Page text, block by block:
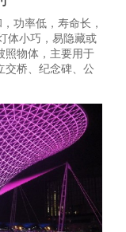
功率低，寿命长，
体小巧，易隐藏或
照物体，主要用于
交桥、纪念碑、公